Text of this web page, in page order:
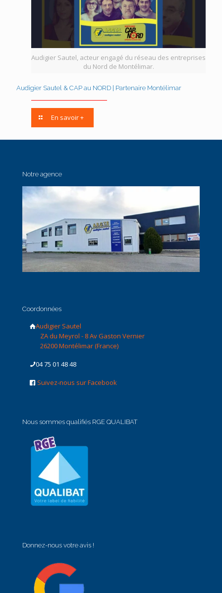
Audigier Sautel, acteur engagé du réseau des entreprises
du Nord de Montélimar.
Audigier Sautel & CAP au NORD | Partenaire Montélimar
En savoir +
Notre agence
Coordonnées
Audigier Sautel
ZA du Meyrol - 8 Av Gaston Vernier
26200 Montélimar (France)
04 75 01 48 48
Suivez-nous sur Facebook
Nous sommes qualifiés RGE QUALIBAT
Donnez-nous votre avis !